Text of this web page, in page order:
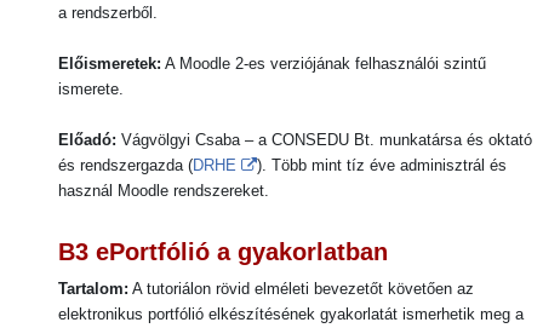
a rendszerből.
Előismeretek: A Moodle 2-es verziójának felhasználói szintű
ismerete.
Előadó: Vágvölgyi Csaba – a CONSEDU Bt. munkatársa és oktató
és rendszergazda (DRHE ). Több mint tíz éve adminisztrál és
használ Moodle rendszereket.
B3 ePortfólió a gyakorlatban
Tartalom: A tutoriálon rövid elméleti bevezetőt követően az
elektronikus portfólió elkészítésének gyakorlatát ismerhetik meg a